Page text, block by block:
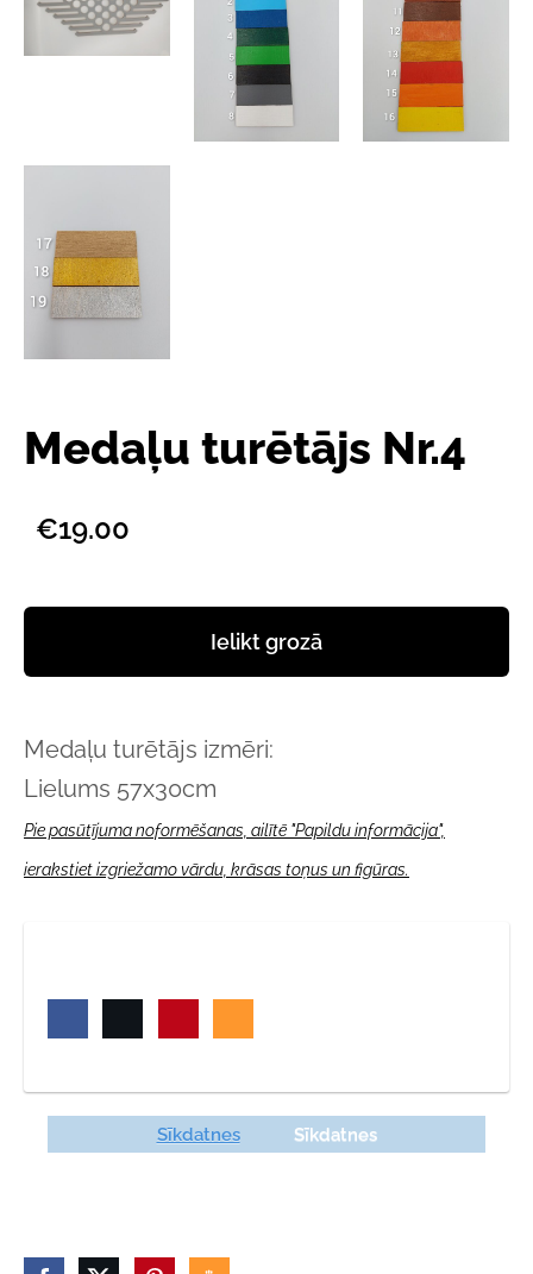
Medaļu turētājs Nr.4
€19.00
Ielikt grozā
Medaļu turētājs izmēri:
Lielums 57x30cm
Pie pasūtījuma noformēšanas, ailītē "Papildu informācija",
ierakstietizgriežamo vārdu, krāsas toņus un figūras.
Sīkdatnes Sīkdatnes